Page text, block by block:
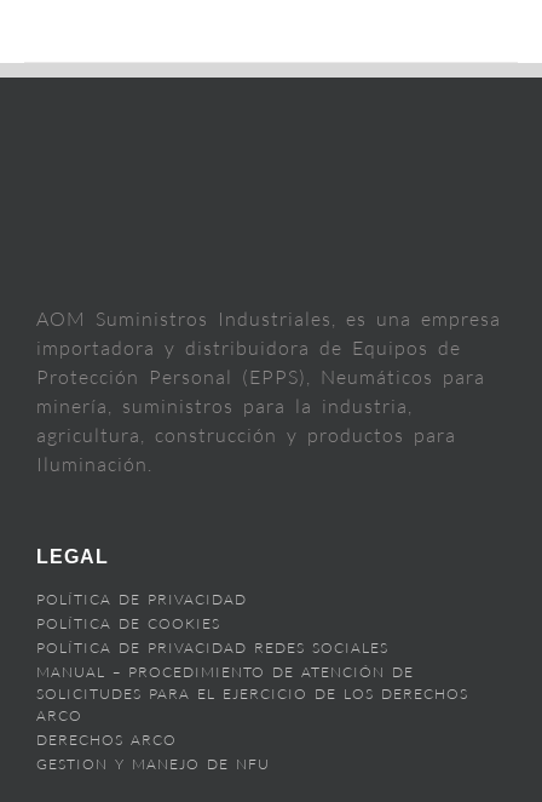
AOM Suministros Industriales, es una empresa
importadora y distribuidora de Equipos de
Protección Personal (EPPS), Neumáticos para
minería, suministros para la industria,
agricultura, construcción y productos para
Iluminación.
LEGAL
POLÍTICA DE PRIVACIDAD
POLÍTICA DE COOKIES
POLÍTICA DE PRIVACIDAD REDES SOCIALES
MANUAL – PROCEDIMIENTO DE ATENCIÓN DE
SOLICITUDES PARA EL EJERCICIO DE LOS DERECHOS
ARCO
DERECHOS ARCO
GESTION Y MANEJO DE NFU